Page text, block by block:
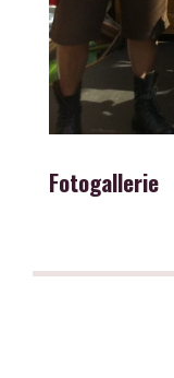
Fotogallerie